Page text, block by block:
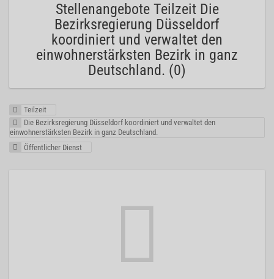
Stellenangebote Teilzeit Die
Bezirksregierung Düsseldorf
koordiniert und verwaltet den
einwohnerstärksten Bezirk in ganz
Deutschland. (0)
Teilzeit
Die Bezirksregierung Düsseldorf koordiniert und verwaltet den
einwohnerstärksten Bezirk in ganz Deutschland.
Öffentlicher Dienst